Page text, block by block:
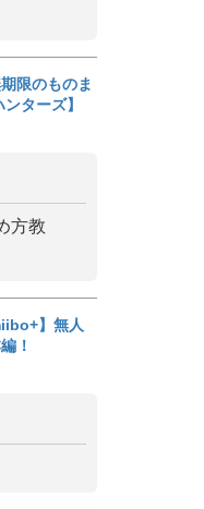
限のものま
ターズ】
方教
】無人
！